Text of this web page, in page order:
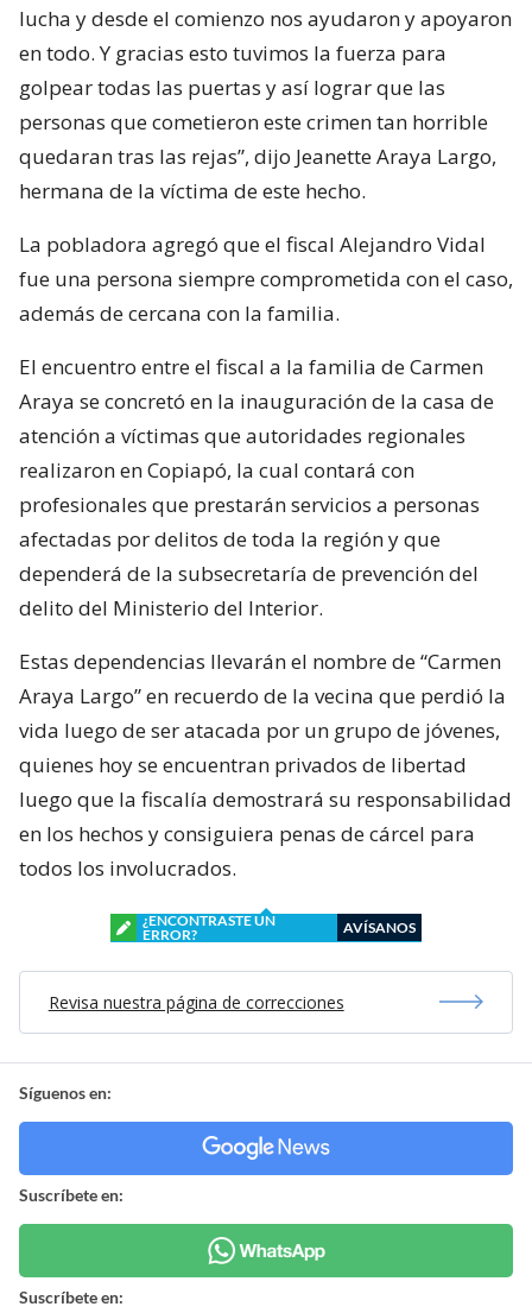
lucha y desde el comienzo nos ayudaron y apoyaron
en todo. Y gracias esto tuvimos la fuerza para
golpear todas las puertas y así lograr que las
personas que cometieron este crimen tan horrible
quedaran tras las rejas”, dijo Jeanette Araya Largo,
hermana de la víctima de este hecho.
La pobladora agregó que el fiscal Alejandro Vidal
fue una persona siempre comprometida con el caso,
además de cercana con la familia.
El encuentro entre el fiscal a la familia de Carmen
Araya se concretó en la inauguración de la casa de
atención a víctimas que autoridades regionales
realizaron en Copiapó, la cual contará con
profesionales que prestarán servicios a personas
afectadas por delitos de toda la región y que
dependerá de la subsecretaría de prevención del
delito del Ministerio del Interior.
Estas dependencias llevarán el nombre de “Carmen
Araya Largo” en recuerdo de la vecina que perdió la
vida luego de ser atacada por un grupo de jóvenes,
quienes hoy se encuentran privados de libertad
luego que la fiscalía demostrará su responsabilidad
en los hechos y consiguiera penas de cárcel para
todos los involucrados.
¿ENCONTRASTE UN
ERROR?
AVÍSANOS
Revisa nuestra página de correcciones
Síguenos en:
Suscríbete en:
Suscríbete en: